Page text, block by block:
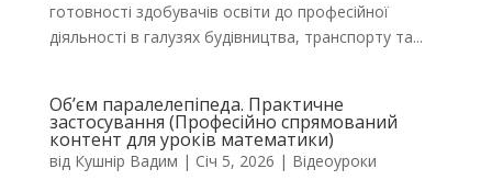
готовності здобувачів освіти до професійної
діяльності в галузях будівництва, транспорту та...
Об’єм паралелепіпеда. Практичне
застосування (Професійно спрямований
контент для уроків математики)
від Кушнір Вадим | Січ 5, 2026 | Відеоуроки